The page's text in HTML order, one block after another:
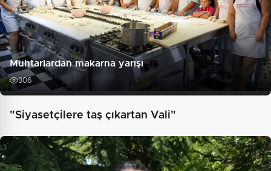
Muhtarlardan makarna yarışı
306
"Siyasetçilere taş çıkartan Vali"